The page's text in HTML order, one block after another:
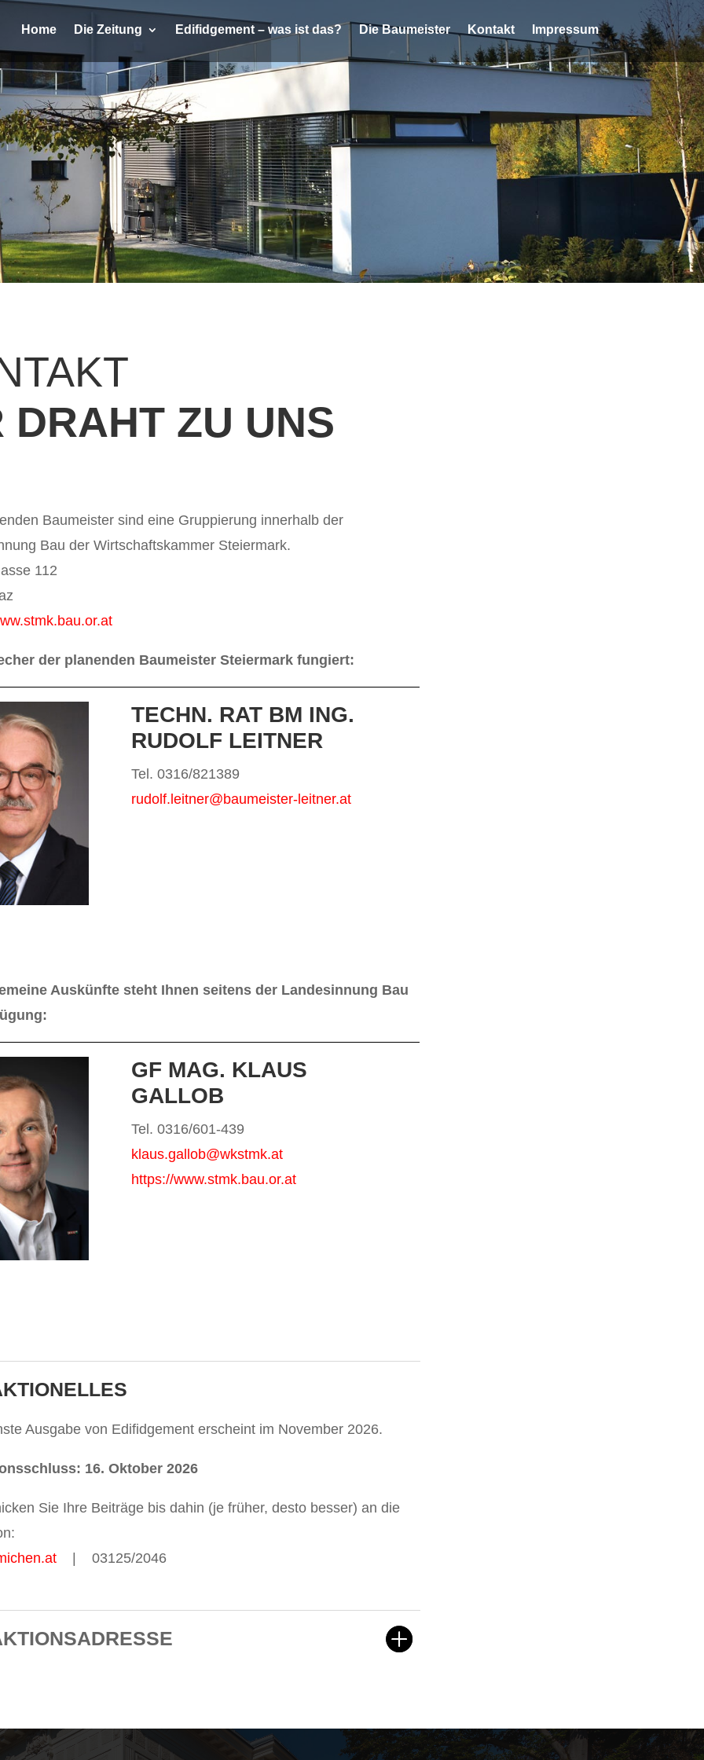
Home Die Zeitung Edifidgement – was ist das? Die Baumeister Kontakt Impressum
DRAHT ZU UNS
Baumeister sind eine Gruppierung innerhalb der
Bau der Wirtschaftskammer Steiermark.
112
der planenden Baumeister Steiermark fungiert:
TECHN. RAT BM ING.
RUDOLF LEITNER
Tel. 0316/821389
rudolf.leitner@baumeister-leitner.at
Auskünfte steht Ihnen seitens der Landesinnung Bau
GF MAG. KLAUS
GALLOB
Tel. 0316/601-439
klaus.gallob@wkstmk.at
https://www.stmk.bau.or.at
Ausgabe von Edifidgement erscheint im November 2026.
16. Oktober 2026
Sie Ihre Beiträge bis dahin (je früher, desto besser) an die
| 03125/2046